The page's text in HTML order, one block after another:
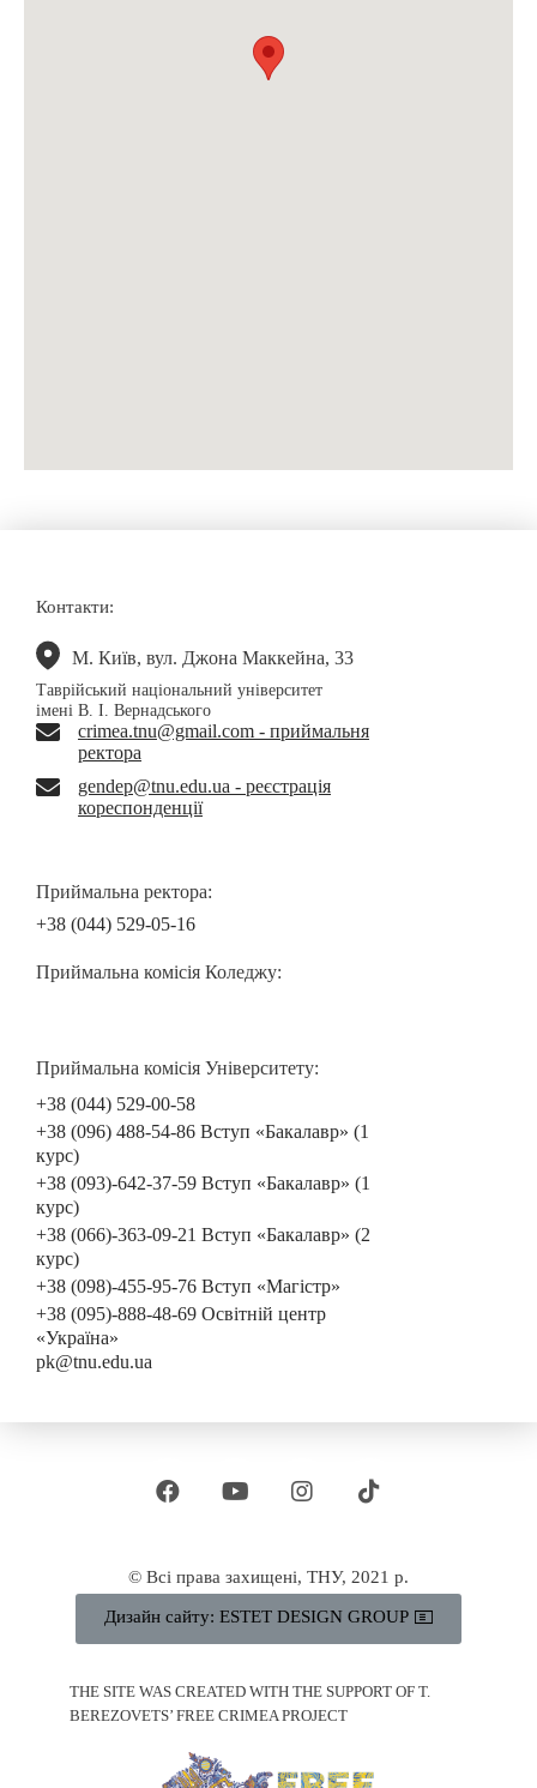
Контакти:
М. Київ, вул. Джона Маккейна, 33
Таврійський національний університет
імені В. І. Вернадського
crimea.tnu@gmail.com - приймальня
ректора
gendep@tnu.edu.ua - реєстрація
кореспонденції
Приймальна ректора:
+38 (044) 529-05-16
Приймальна комісія Коледжу:
Приймальна комісія Університету:
+38 (044) 529-00-58
+38 (096) 488-54-86 Вступ «Бакалавр» (1
курс)
+38 (093)-642-37-59 Вступ «Бакалавр» (1
курс)
+38 (066)-363-09-21 Вступ «Бакалавр» (2
курс)
+38 (098)-455-95-76 Вступ «Магістр»
+38 (095)-888-48-69 Освітній центр
«Україна»
pk@tnu.edu.ua
© Всі права захищені, ТНУ, 2021 р.
Дизайн сайту: ESTET DESIGN GROUP
THE SITE WAS CREATED WITH THE SUPPORT OF T.
BEREZOVETS’ FREE CRIMEA PROJECT